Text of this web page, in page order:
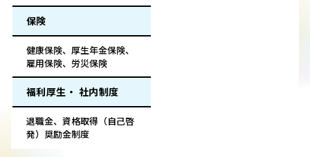
保険
健康保険、厚生年金保険、
雇用保険、労災保険
福利厚生・ 社内制度
退職金、資格取得（自己啓
発）奨励金制度